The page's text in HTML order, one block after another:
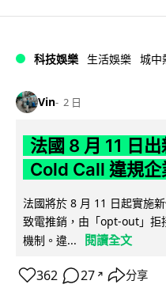
科技娛樂 生活娛樂 城中
Vin 2 日
法國 8 月 11 日
Cold Call 違規
法國將於 8 月 11 日起實施
致電推銷，由「opt-out」
機制。違...
閱讀全文
362 27 ↗ 分享